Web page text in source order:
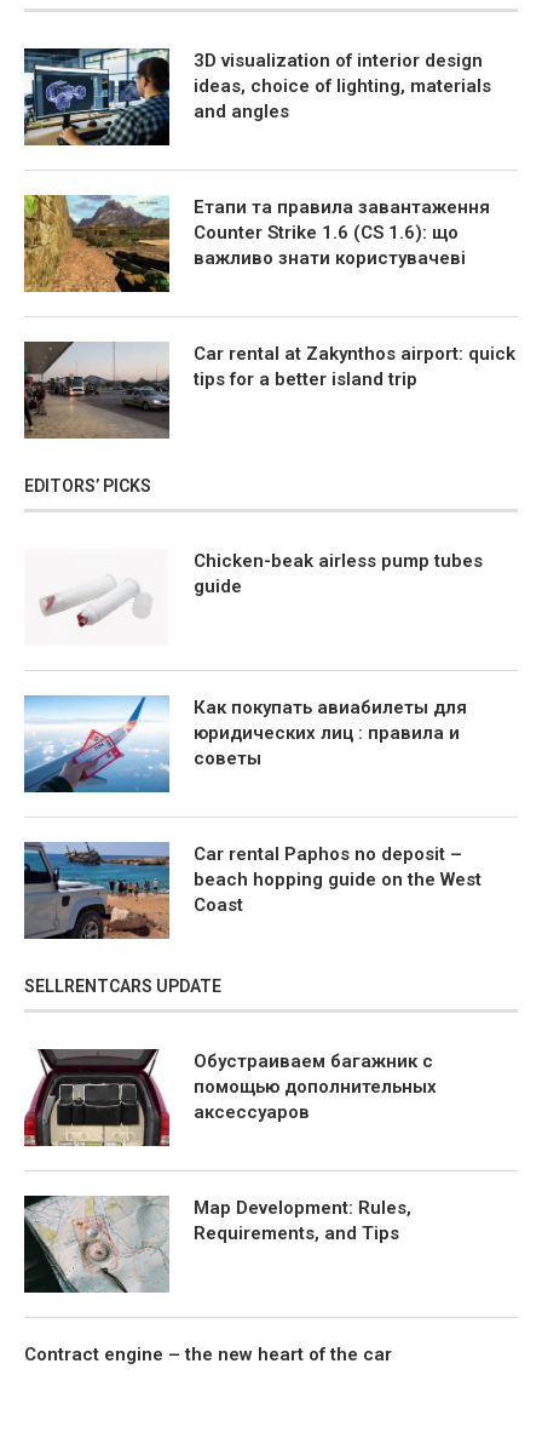
3D visualization of interior design
ideas, choice of lighting, materials
and angles
Етапи та правила завантаження
Counter Strike 1.6 (CS 1.6): що
важливо знати користувачеві
Car rental at Zakynthos airport: quick
tips for a better island trip
EDITORS’ PICKS
Chicken-beak airless pump tubes
guide
Как покупать авиабилеты для
юридических лиц : правила и
советы
Car rental Paphos no deposit –
beach hopping guide on the West
Coast
SELLRENTCARS UPDATE
Обустраиваем багажник с
помощью дополнительных
аксессуаров
Map Development: Rules,
Requirements, and Tips
Contract engine – the new heart of the car